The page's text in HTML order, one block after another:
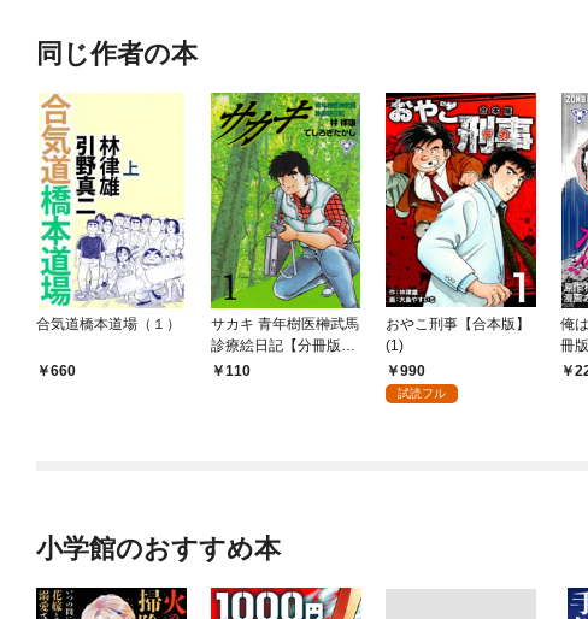
同じ作者の本
合気道橋本道場（１）
660
サカキ 青年樹医榊武馬
診療絵日記【分冊版】
1110
おやこ刑事【合本版】
(1)
990
試読フル
俺
冊
小学館のおすすめ本